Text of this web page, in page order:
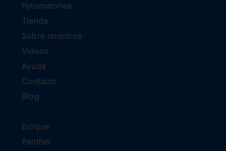
Fotomatones
Tienda
Sobre nosotros
Vídeos
Ayuda
Contacto
Blog
Eclipse
Panther